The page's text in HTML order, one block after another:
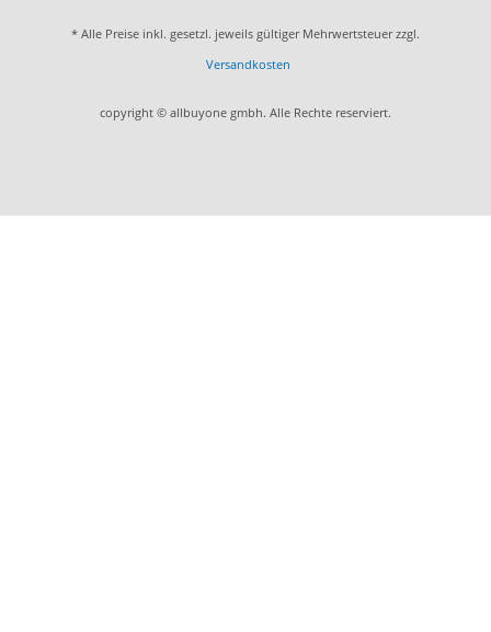
* Alle Preise inkl. gesetzl. jeweils gültiger Mehrwertsteuer zzgl.
Versandkosten
copyright © allbuyone gmbh. Alle Rechte reserviert.